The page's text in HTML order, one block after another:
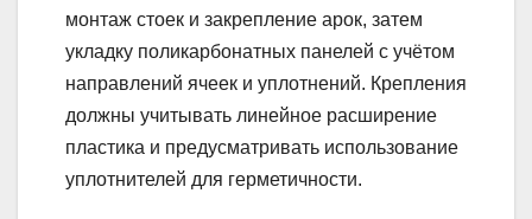
монтаж стоек и закрепление арок, затем
укладку поликарбонатных панелей с учётом
направлений ячеек и уплотнений. Крепления
должны учитывать линейное расширение
пластика и предусматривать использование
уплотнителей для герметичности.